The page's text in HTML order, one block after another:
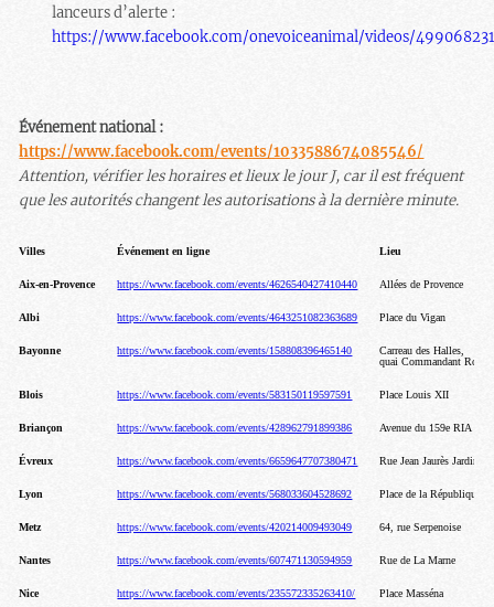
lanceurs d’alerte :
https://www.facebook.com/onevoiceanimal/videos/
Événement national :
https://www.facebook.com/events/1033588674085546/
Attention, vérifier les horaires et lieux le jour J, car il est fréquent
que les autorités changent les autorisations à la dernière minute.
Villes Événement en ligne Lieu
Aix-en-Provence https://www.facebook.com/events/4626540427410440 Allées de Provence
Albi https://www.facebook.com/events/4643251082363689 Place du Vigan
Bayonne https://www.facebook.com/events/158808396465140
Carreau des Halles,
quai Commandant
Blois https://www.facebook.com/events/583150119597591 Place Louis XII
Briançon https://www.facebook.com/events/428962791899386 Avenue du 159e RIA
Évreux https://www.facebook.com/events/6659647707380471 Rue Jean Jaurès Jardin
Lyon https://www.facebook.com/events/568033604528692 Place de la République
Metz https://www.facebook.com/events/420214009493049 64, rue Serpenoise
Nantes https://www.facebook.com/events/607471130594959 Rue de La Marne
Nice https://www.facebook.com/events/235572335263410/ Place Masséna